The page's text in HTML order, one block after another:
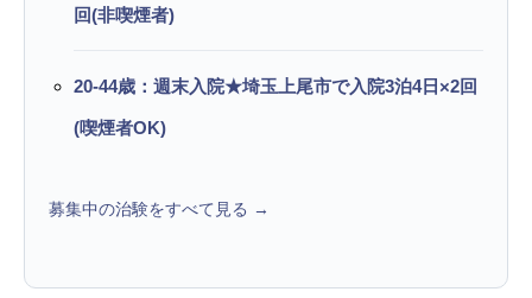
回(非喫煙者)
20-44歳：週末入院★埼玉上尾市で入院3泊4日×2回
(喫煙者OK)
募集中の治験をすべて見る →